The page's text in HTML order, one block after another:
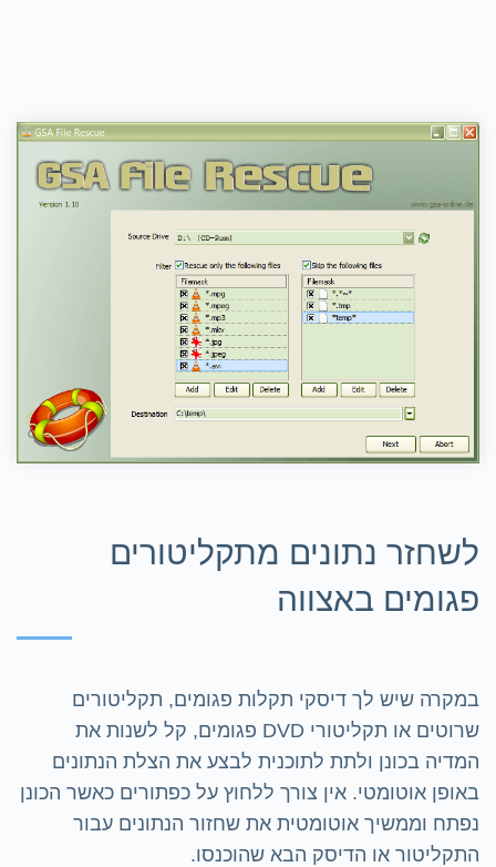
לשחזר נתונים מתקליטורים
פגומים באצווה
במקרה שיש לך דיסקי תקלות פגומים, תקליטורים
שרוטים או תקליטורי DVD פגומים, קל לשנות את
המדיה בכונן ולתת לתוכנית לבצע את הצלת הנתונים
באופן אוטומטי. אין צורך ללחוץ על כפתורים כאשר הכונן
נפתח וממשיך אוטומטית את שחזור הנתונים עבור
התקליטור או הדיסק הבא שהוכנסו.